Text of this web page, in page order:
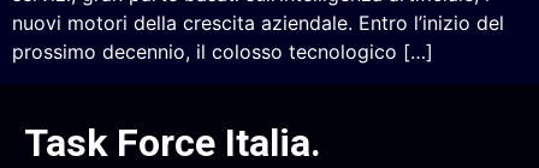
nuovi motori della crescita aziendale. Entro l’inizio del
prossimo decennio, il colosso tecnologico […]
Task Force Italia.